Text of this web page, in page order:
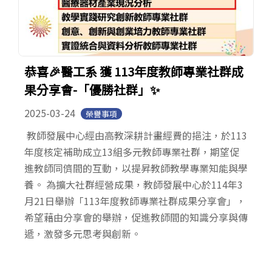
恭喜🎉醫工系 獲 113年度教師專業社群成
果分享會-「優勝社群」✨
2025-03-24 榮譽事項
教師發展中心經由高教深耕計畫經費的挹注，於113
年度核定補助成立13組多元教師專業社群，期望促
進教師同儕間的互動，以提昇教師教學專業知能與學
養。 為擴大社群經營成果，教師發展中心於114年3
月21日舉辦「113年度教師專業社群成果分享會」，
希望藉由分享會的舉辦，促進教師間的知識分享與傳
遞，激發多元思考與創新。